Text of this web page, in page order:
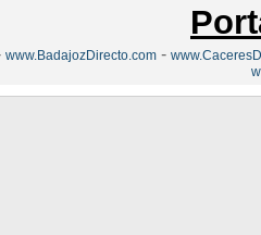
www.BadajozDirecto.com -